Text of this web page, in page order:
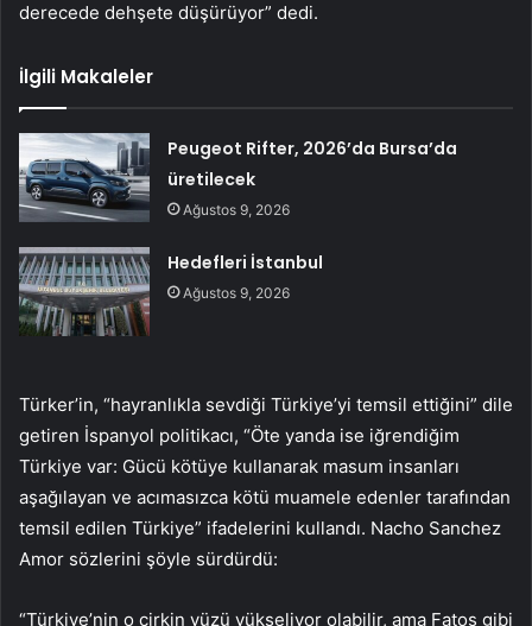
derecede dehşete düşürüyor” dedi.
İlgili Makaleler
Peugeot Rifter, 2026’da Bursa’da
üretilecek
Ağustos 9, 2026
Hedefleri İstanbul
Ağustos 9, 2026
Türker’in, “hayranlıkla sevdiği Türkiye’yi temsil ettiğini” dile
getiren İspanyol politikacı, “Öte yanda ise iğrendiğim
Türkiye var: Gücü kötüye kullanarak masum insanları
aşağılayan ve acımasızca kötü muamele edenler tarafından
temsil edilen Türkiye” ifadelerini kullandı. Nacho Sanchez
Amor sözlerini şöyle sürdürdü:
“Türkiye’nin o çirkin yüzü yükseliyor olabilir, ama Fatoş gibi